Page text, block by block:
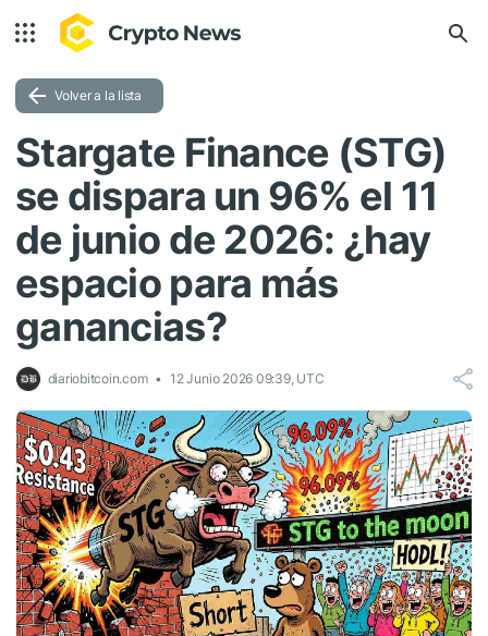
Volver a la lista
Stargate Finance (STG)
se dispara un 96% el 11
de junio de 2026: ¿hay
espacio para más
ganancias?
diariobitcoin.com 12 Junio 2026 09:39, UTC